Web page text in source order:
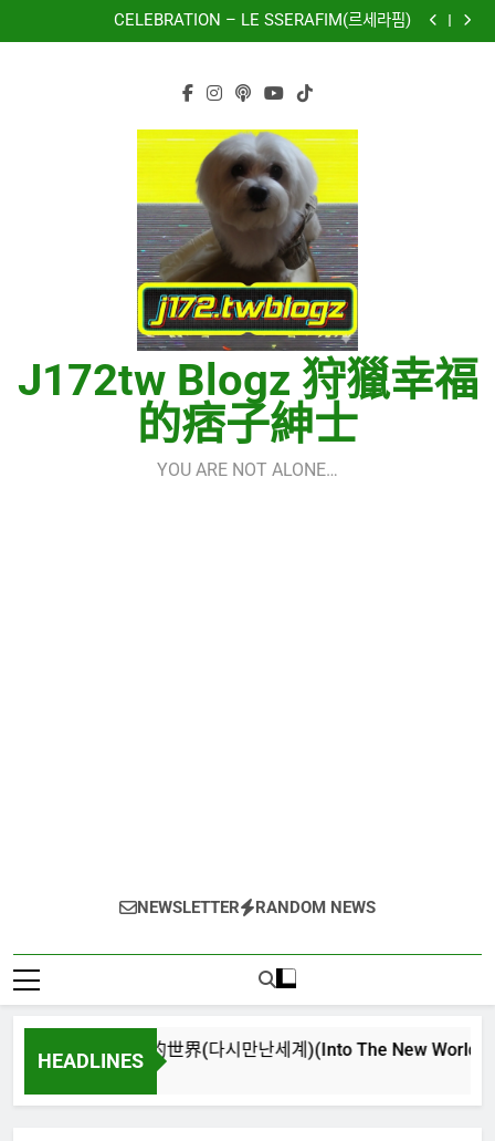
to
少女時代(소녀시대)(Girls’ Generation)
CELEBRATION – LE SSERAFIM(르세라핌)
Hermes One Quick Start Guide using OpenRouter Free
再次重逢的世界(다시만난세계)(Into The New World) –
少女時代(소녀시대)(Girls’ Generation)
CELEBRATION – LE SSERAFIM(르세라핌)
Models & Telegram Integration
虹 – 菅田将暉
J172tw Blogz 狩獵幸福
的痞子紳士
YOU ARE NOT ALONE…
NEWSLETTER RANDOM NEWS
HEADLINES
再次重逢的世界(다시만난세계)(Into The New World) –